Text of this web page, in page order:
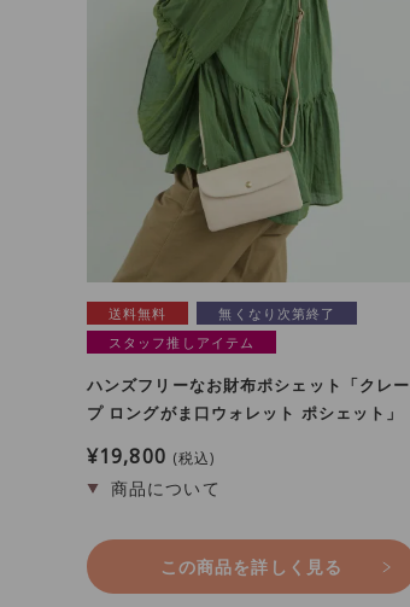
送料無料
無くなり次第終了
スタッフ推しアイテム
ハンズフリーなお財布ポシェット「クレー
プ ロングがま口ウォレット ポシェット」
¥19,800 税込
この商品を詳しく見る